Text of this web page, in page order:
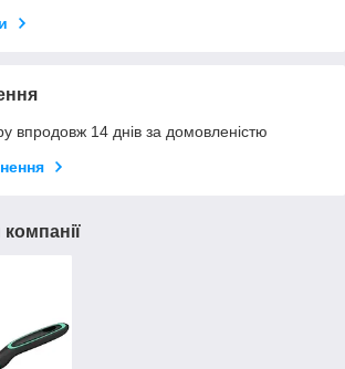
впродовж 14 днів за домовленістю